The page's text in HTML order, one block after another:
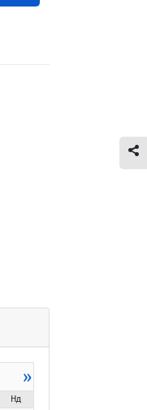
»
Нд